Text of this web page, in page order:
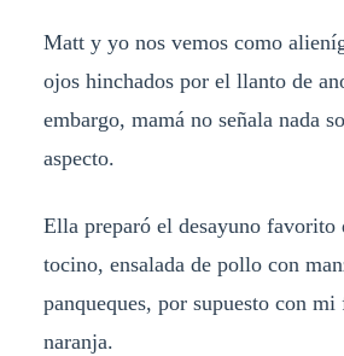
Matt y yo nos vemos como
ojos hinchados por el llanto de
embargo, mamá no señala nada
aspecto.
Ella preparó el desayuno favorito
tocino, ensalada de pollo con
panqueques, por supuesto con
naranja.